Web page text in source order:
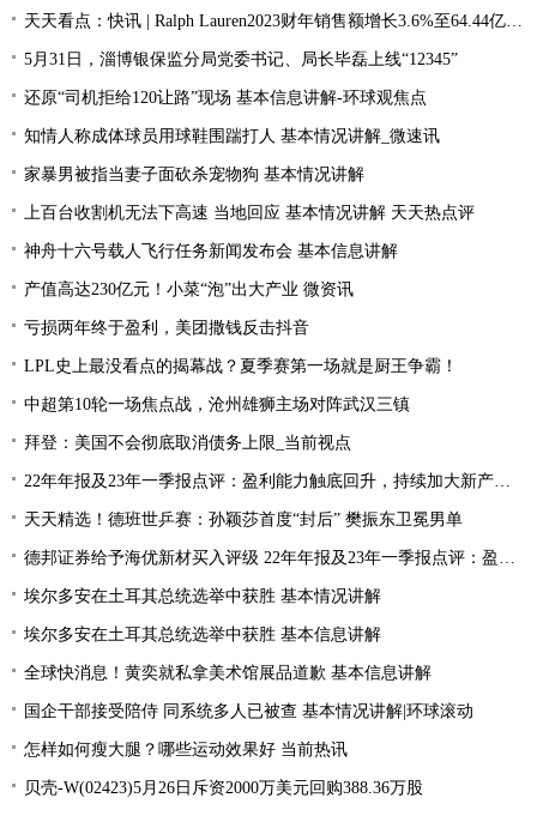
天天看点：快讯 | Ralph Lauren2023财年销售额增长3.6%至64.44亿美元
5月31日，淄博银保监分局党委书记、局长毕磊上线“12345”
还原“司机拒给120让路”现场 基本信息讲解-环球观焦点
知情人称成体球员用球鞋围踹打人 基本情况讲解_微速讯
家暴男被指当妻子面砍杀宠物狗 基本情况讲解
上百台收割机无法下高速 当地回应 基本情况讲解 天天热点评
神舟十六号载人飞行任务新闻发布会 基本信息讲解
产值高达230亿元！小菜“泡”出大产业 微资讯
亏损两年终于盈利，美团撒钱反击抖音
LPL史上最没看点的揭幕战？夏季赛第一场就是厨王争霸！
中超第10轮一场焦点战，沧州雄狮主场对阵武汉三镇
拜登：美国不会彻底取消债务上限_当前视点
22年年报及23年一季报点评：盈利能力触底回升，持续加大新产品研发
天天精选！德班世乒赛：孙颖莎首度“封后” 樊振东卫冕男单
德邦证券给予海优新材买入评级 22年年报及23年一季报点评：盈利能力触底回升 持续加大新产品研发
埃尔多安在土耳其总统选举中获胜 基本情况讲解
埃尔多安在土耳其总统选举中获胜 基本信息讲解
全球快消息！黄奕就私拿美术馆展品道歉 基本信息讲解
国企干部接受陪侍 同系统多人已被查 基本情况讲解|环球滚动
怎样如何瘦大腿？哪些运动效果好 当前热讯
贝壳-W(02423)5月26日斥资2000万美元回购388.36万股